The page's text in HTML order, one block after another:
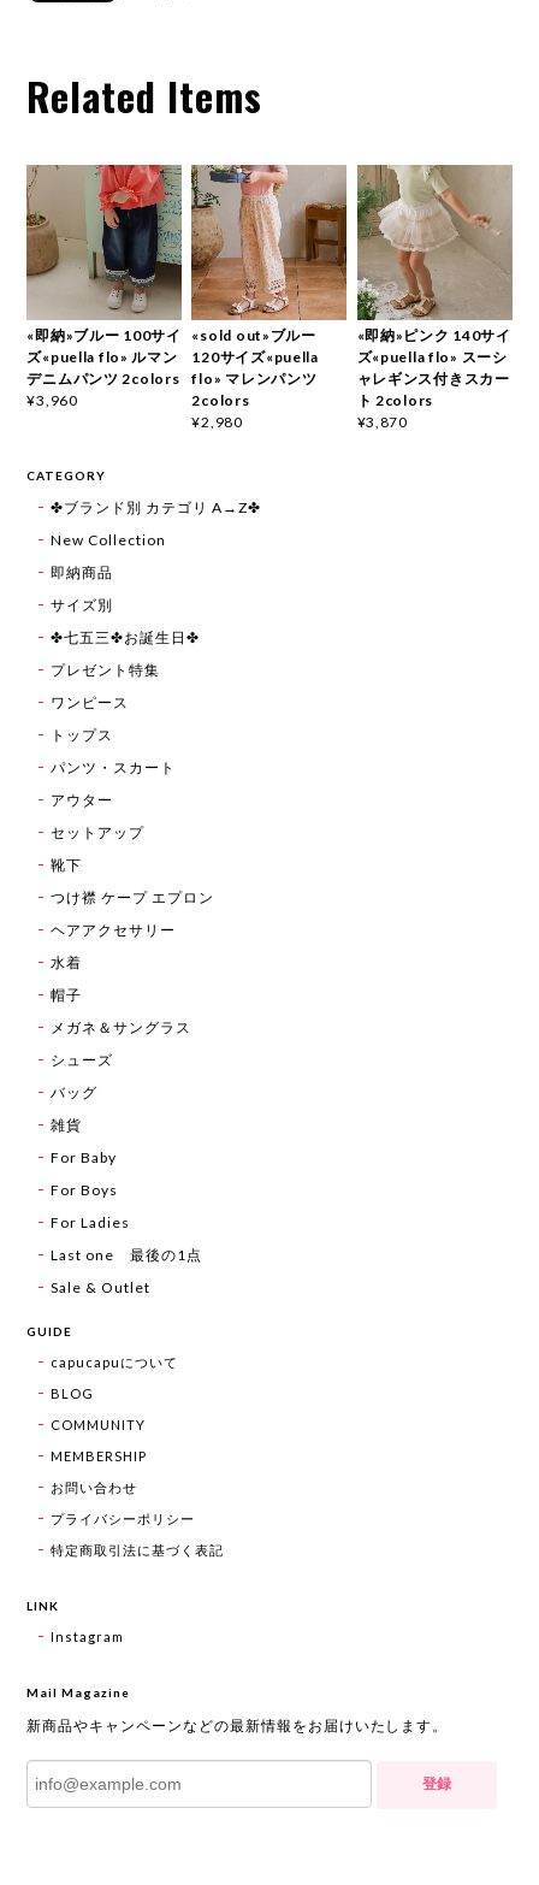
Related Items
«即納»ブルー 100サイ
ズ«puella flo» ルマン
デニムパンツ 2colors
¥3,960
«sold out»ブルー
120サイズ«puella
flo» マレンパンツ
2colors
¥2,980
«即納»ピンク 140サイ
ズ«puella flo» スーシ
ャレギンス付きスカー
ト 2colors
¥3,870
CATEGORY
✤ブランド別 カテゴリ A→Z✤
New Collection
即納商品
サイズ別
✤七五三✤お誕生日✤
プレゼント特集
ワンピース
トップス
パンツ・スカート
アウター
セットアップ
靴下
つけ襟 ケープ エプロン
ヘアアクセサリー
水着
帽子
メガネ＆サングラス
シューズ
バッグ
雑貨
For Baby
For Boys
For Ladies
Last one 最後の1点
Sale & Outlet
GUIDE
capucapuについて
BLOG
COMMUNITY
MEMBERSHIP
お問い合わせ
プライバシーポリシー
特定商取引法に基づく表記
LINK
Instagram
Mail Magazine
新商品やキャンペーンなどの最新情報をお届けいたします。
登録